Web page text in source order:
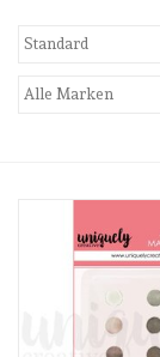
Unsere Marken
Stempels